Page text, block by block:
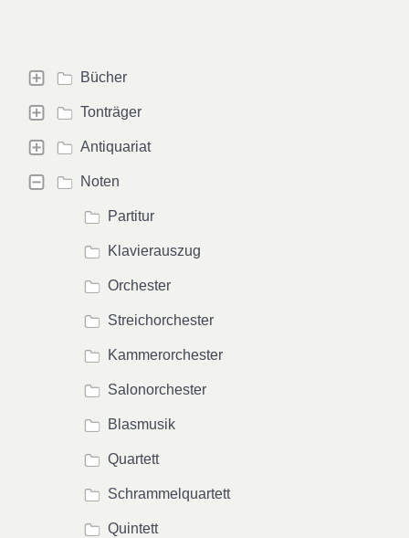
Bücher
Tonträger
Antiquariat
Noten
Partitur
Klavierauszug
Orchester
Streichorchester
Kammerorchester
Salonorchester
Blasmusik
Quartett
Schrammelquartett
Quintett